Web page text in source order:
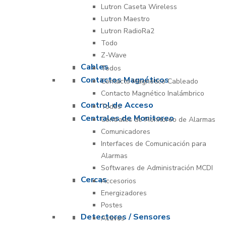
Lutron Caseta Wireless
Lutron Maestro
Lutron RadioRa2
Todo
Z-Wave
CablesTodos
Contactos Magnéticos
Contacto Magnético Cableado
Contacto Magnético Inalámbrico
Control de Acceso
Todos
Centrales de Monitoreo
Centrales de Monitoreo de Alarmas
Comunicadores
Interfaces de Comunicación para
Alarmas
Softwares de Administración MCDI
CercasAccesorios
Energizadores
Postes
Detectores / Sensores
Activos